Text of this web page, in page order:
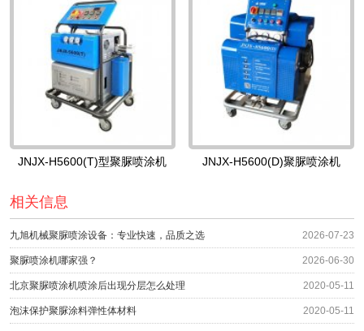
JNJX-H5600(T)型聚脲喷涂机 JNJX-H5600(D)聚脲喷涂机
相关信息
九旭机械聚脲喷涂设备：专业快速，品质之选 2026-07-23
聚脲喷涂机哪家强？ 2026-06-30
北京聚脲喷涂机喷涂后出现分层怎么处理 2020-05-11
泡沫保护聚脲涂料弹性体材料 2020-05-11